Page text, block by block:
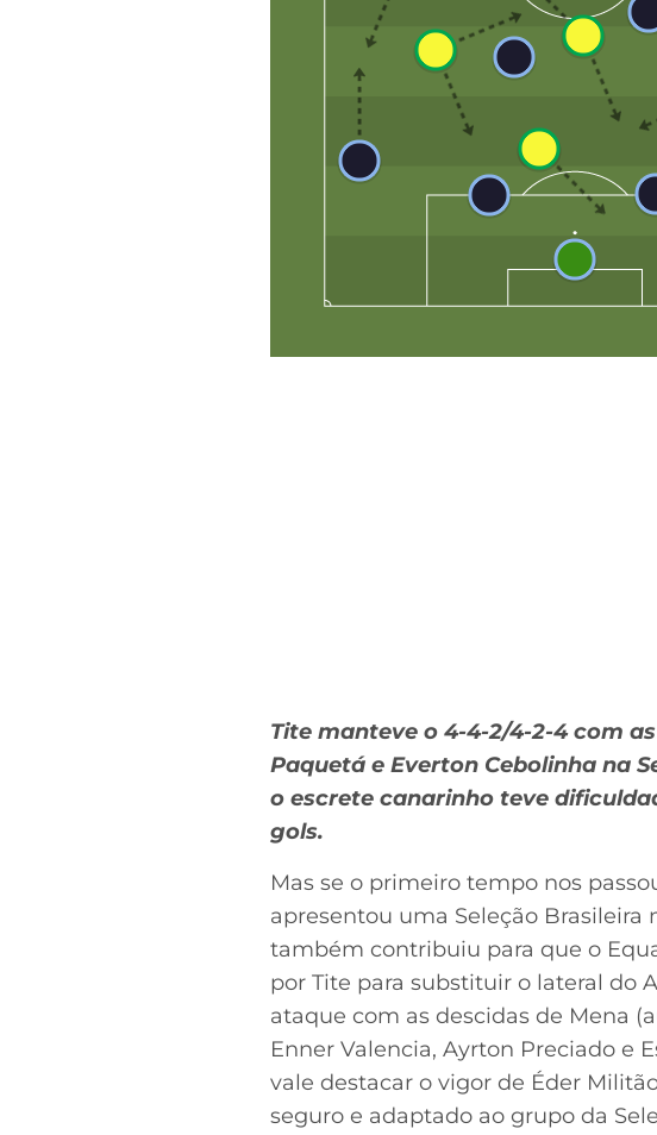
Tite manteve o 4-4-2/4-2-4 com
Paquetá e Everton Cebolinha na
o escrete canarinho teve
gols.
Mas se o primeiro tempo nos
apresentou uma Seleção Brasileira
também contribuiu para que o
por Tite para substituir o lateral do
ataque com as descidas de Mena
Enner Valencia, Ayrton Preciado e
vale destacar o vigor de Éder
seguro e adaptado ao grupo da